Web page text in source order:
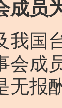
成员
国台
会成
无报